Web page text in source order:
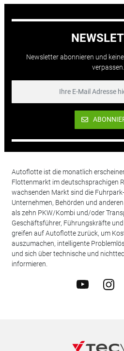
Newsletter abonnieren und
verpassen.
Autoflotte ist die monatlich
Flottenmarkt im deutschsprachigen
wachsenden Markt sind die
Unternehmen, Behörden und
als zehn PKW/Kombi und/oder
Geschäftsführer, Führungskräfte
greifen auf Autoflotte zurück, um
auszumachen, intelligente
und sich über technische und
informieren.